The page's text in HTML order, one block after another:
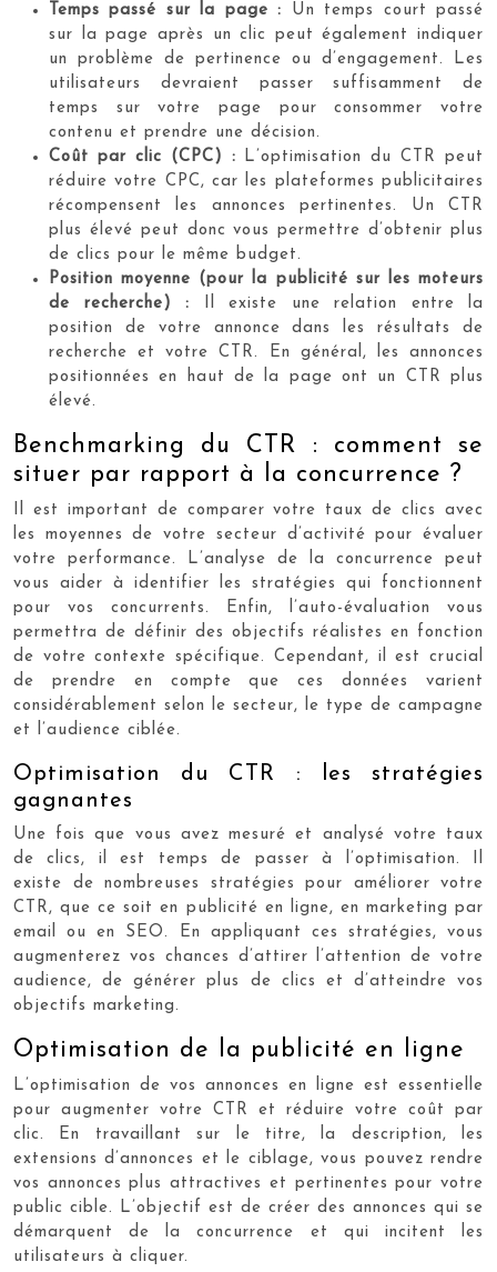
Temps passé sur la page : Un temps court passé
sur la page après un clic peut également indiquer
un problème de pertinence ou d’engagement. Les
utilisateurs devraient passer suffisamment de
temps sur votre page pour consommer votre
contenu et prendre une décision.
Coût par clic (CPC) : L’optimisation du CTR peut
réduire votre CPC, car les plateformes publicitaires
récompensent les annonces pertinentes. Un CTR
plus élevé peut donc vous permettre d’obtenir plus
de clics pour le même budget.
Position moyenne (pour la publicité sur les moteurs
de recherche) : Il existe une relation entre la
position de votre annonce dans les résultats de
recherche et votre CTR. En général, les annonces
positionnées en haut de la page ont un CTR plus
élevé.
Benchmarking du CTR : comment se
situer par rapport à la concurrence ?
Il est important de comparer votre taux de clics avec
les moyennes de votre secteur d’activité pour évaluer
votre performance. L’analyse de la concurrence peut
vous aider à identifier les stratégies qui fonctionnent
pour vos concurrents. Enfin, l’auto-évaluation vous
permettra de définir des objectifs réalistes en fonction
de votre contexte spécifique. Cependant, il est crucial
de prendre en compte que ces données varient
considérablement selon le secteur, le type de campagne
et l’audience ciblée.
Optimisation du CTR : les stratégies
gagnantes
Une fois que vous avez mesuré et analysé votre taux
de clics, il est temps de passer à l’optimisation. Il
existe de nombreuses stratégies pour améliorer votre
CTR, que ce soit en publicité en ligne, en marketing par
email ou en SEO. En appliquant ces stratégies, vous
augmenterez vos chances d’attirer l’attention de votre
audience, de générer plus de clics et d’atteindre vos
objectifs marketing.
Optimisation de la publicité en ligne
L’optimisation de vos annonces en ligne est essentielle
pour augmenter votre CTR et réduire votre coût par
clic. En travaillant sur le titre, la description, les
extensions d’annonces et le ciblage, vous pouvez rendre
vos annonces plus attractives et pertinentes pour votre
public cible. L’objectif est de créer des annonces qui se
démarquent de la concurrence et qui incitent les
utilisateurs à cliquer.